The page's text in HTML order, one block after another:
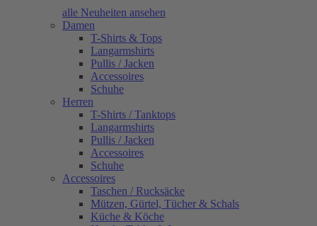
alle Neuheiten ansehen
Damen
T-Shirts & Tops
Langarmshirts
Pullis / Jacken
Accessoires
Schuhe
Herren
T-Shirts / Tanktops
Langarmshirts
Pullis / Jacken
Accessoires
Schuhe
Accessoires
Taschen / Rucksäcke
Mützen, Gürtel, Tücher & Schals
Küche & Köche